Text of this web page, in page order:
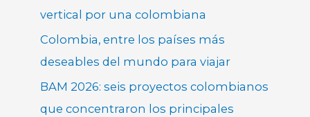
vertical por una colombiana
Colombia, entre los países más
deseables del mundo para viajar
BAM 2026: seis proyectos colombianos
que concentraron los principales